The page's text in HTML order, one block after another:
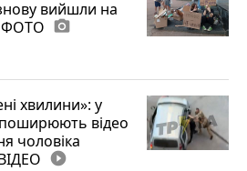
вийшли на
ФОТО photo_camera
хвилини»: у
відео
чоловіка
play_circle_filled